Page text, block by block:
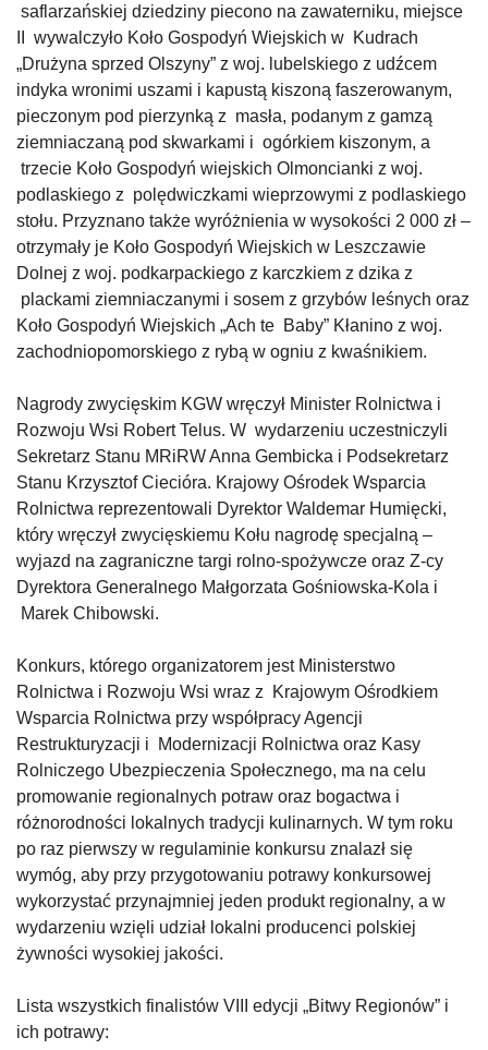
saflarzańskiej dziedziny piecono na zawaterniku, miejsce
II wywalczyło Koło Gospodyń Wiejskich w Kudrach
„Drużyna sprzed Olszyny” z woj. lubelskiego z udźcem
indyka wronimi uszami i kapustą kiszoną faszerowanym,
pieczonym pod pierzynką z masła, podanym z gamzą
ziemniaczaną pod skwarkami i ogórkiem kiszonym, a
trzecie Koło Gospodyń wiejskich Olmoncianki z woj.
podlaskiego z polędwiczkami wieprzowymi z podlaskiego
stołu. Przyznano także wyróżnienia w wysokości 2 000 zł –
otrzymały je Koło Gospodyń Wiejskich w Leszczawie
Dolnej z woj. podkarpackiego z karczkiem z dzika z
plackami ziemniaczanymi i sosem z grzybów leśnych oraz
Koło Gospodyń Wiejskich „Ach te Baby” Kłanino z woj.
zachodniopomorskiego z rybą w ogniu z kwaśnikiem.
Nagrody zwycięskim KGW wręczył Minister Rolnictwa i
Rozwoju Wsi Robert Telus. W wydarzeniu uczestniczyli
Sekretarz Stanu MRiRW Anna Gembicka i Podsekretarz
Stanu Krzysztof Ciecióra. Krajowy Ośrodek Wsparcia
Rolnictwa reprezentowali Dyrektor Waldemar Humięcki,
który wręczył zwycięskiemu Kołu nagrodę specjalną –
wyjazd na zagraniczne targi rolno-spożywcze oraz Z-cy
Dyrektora Generalnego Małgorzata Gośniowska-Kola i
Marek Chibowski.
Konkurs, którego organizatorem jest Ministerstwo
Rolnictwa i Rozwoju Wsi wraz z Krajowym Ośrodkiem
Wsparcia Rolnictwa przy współpracy Agencji
Restrukturyzacji i Modernizacji Rolnictwa oraz Kasy
Rolniczego Ubezpieczenia Społecznego, ma na celu
promowanie regionalnych potraw oraz bogactwa i
różnorodności lokalnych tradycji kulinarnych. W tym roku
po raz pierwszy w regulaminie konkursu znalazł się
wymóg, aby przy przygotowaniu potrawy konkursowej
wykorzystać przynajmniej jeden produkt regionalny, a w
wydarzeniu wzięli udział lokalni producenci polskiej
żywności wysokiej jakości.
Lista wszystkich finalistów VIII edycji „Bitwy Regionów” i
ich potrawy: